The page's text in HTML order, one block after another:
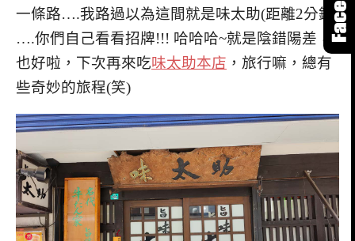
一條路….我路過以為這間就是味太助(距離2分鐘)
….你們自己看看招牌!!! 哈哈哈~就是陰錯陽差，
也好啦，下次再來吃味太助本店 ，旅行嘛，總有
些奇妙的旅程(笑)